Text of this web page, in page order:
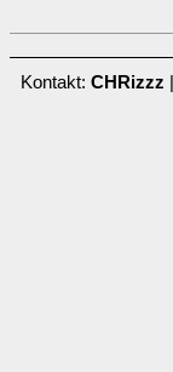
Kontakt: CHRizzz